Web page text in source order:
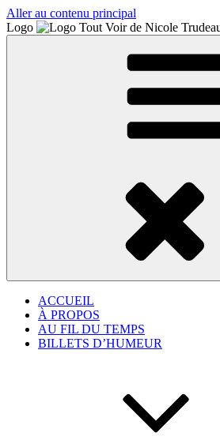
Aller au contenu principal
Logo
ACCUEIL
À PROPOS
AU FIL DU TEMPS
BILLETS D’HUMEUR